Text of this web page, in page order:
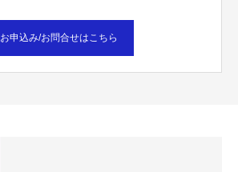
お申込み/お問合せはこちら